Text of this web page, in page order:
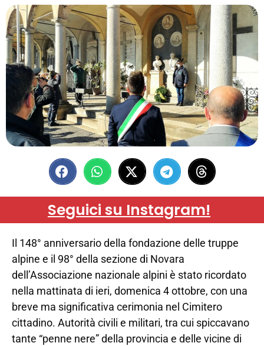
Seguici su Instagram!
Il 148° anniversario della fondazione delle truppe
alpine e il 98° della sezione di Novara
dell’Associazione nazionale alpini è stato ricordato
nella mattinata di ieri, domenica 4 ottobre, con una
breve ma significativa cerimonia nel Cimitero
cittadino. Autorità civili e militari, tra cui spiccavano
tante “penne nere” della provincia e delle vicine di